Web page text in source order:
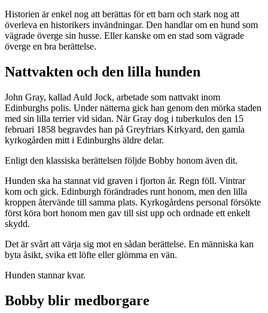
Historien är enkel nog att berättas för ett barn och stark nog att
överleva en historikers invändningar. Den handlar om en hund som
vägrade överge sin husse. Eller kanske om en stad som vägrade
överge en bra berättelse.
Nattvakten och den lilla hunden
John Gray, kallad Auld Jock, arbetade som nattvakt inom
Edinburghs polis. Under nätterna gick han genom den mörka staden
med sin lilla terrier vid sidan. När Gray dog i tuberkulos den 15
februari 1858 begravdes han på Greyfriars Kirkyard, den gamla
kyrkogården mitt i Edinburghs äldre delar.
Enligt den klassiska berättelsen följde Bobby honom även dit.
Hunden ska ha stannat vid graven i fjorton år. Regn föll. Vintrar
kom och gick. Edinburgh förändrades runt honom, men den lilla
kroppen återvände till samma plats. Kyrkogårdens personal försökte
först köra bort honom men gav till sist upp och ordnade ett enkelt
skydd.
Det är svårt att värja sig mot en sådan berättelse. En människa kan
byta åsikt, svika ett löfte eller glömma en vän.
Hunden stannar kvar.
Bobby blir medborgare